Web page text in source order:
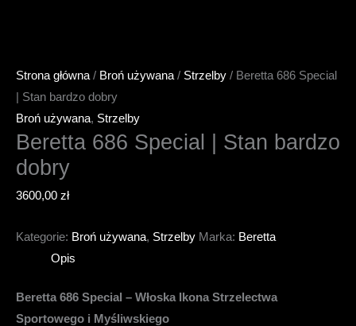
Strona główna/ Broń używana/ Strzelby / Beretta 686 Special
| Stan bardzo dobry
Broń używana, Strzelby
Beretta 686 Special | Stan bardzo
dobry
3600,00 zł
Kategorie: Broń używana, Strzelby Marka: Beretta
Opis
Beretta 686 Special – Włoska Ikona Strzelectwa
Sportowego i Myśliwskiego